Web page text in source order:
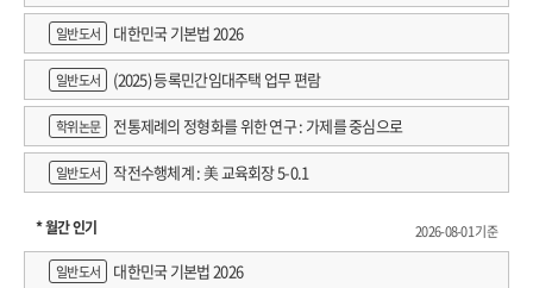
일반도서 대한민국 기본법 2026
일반도서 (2025) 등록민간임대주택 업무 편람
학위논문 전통제례의 정형화를 위한 연구 : 가제를 중심으로
일반도서 작전수행체계 : 美 교육회장 5-0.1
* 월간 인기
2026-08-01 기준
일반도서
대한민국 기본법 2026